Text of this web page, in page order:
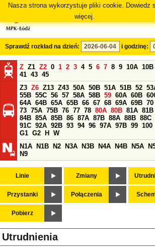
Nasza strona wykorzystuje pliki cookie. Dowiedz
więcej.
Sprawdź rozkład na dzień: i godzinę:
Z Z1 Z2 0 1 2 3 4 5 6 7 8 9 10A 10B
41 43 45
Z3 Z6 Z13 Z43 50A 50B 51A 51B 52
55B 55C 56 57 58A 58B 59 60A 60B
64A 64B 65A 65B 66 67 68 69A 69B 70
73 75A 75B 76 77 78 80A 80B 81A 81B
84B 85A 85B 86 87A 87B 88A 88B 88C
91C 92A 92B 93 94 96 97A 97B 99 100
G1 G2 H
W
N1A
N1B N2 N3A N3B N4A N4B N5A
N9
Linie Zmiany
Przystanki Połączenia
Pobierz
Utrudnienia